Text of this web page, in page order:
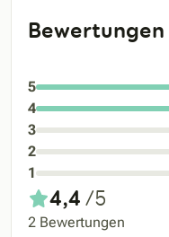
Bewertungen
5
4
3
2
1
4,4 /5
2 Bewertungen